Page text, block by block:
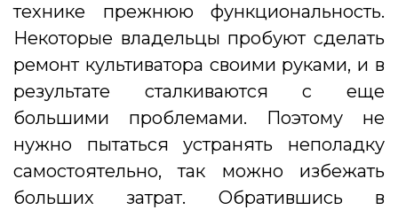
технике прежнюю функциональность.
Некоторые владельцы пробуют сделать
ремонт культиватора своими руками, и в
результате сталкиваются с еще
большими проблемами. Поэтому не
нужно пытаться устранять неполадку
самостоятельно, так можно избежать
больших затрат. Обратившись в